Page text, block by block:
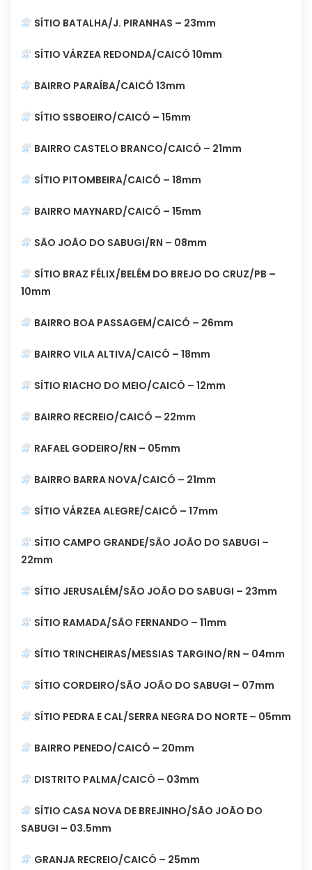
SÍTIO BATALHA/J. PIRANHAS – 23mm
SÍTIO VÁRZEA REDONDA/CAICÓ 10mm
BAIRRO PARAÍBA/CAICÓ 13mm
SÍTIO SSBOEIRO/CAICÓ – 15mm
BAIRRO CASTELO BRANCO/CAICÓ – 21mm
SÍTIO PITOMBEIRA/CAICÓ – 18mm
BAIRRO MAYNARD/CAICÓ – 15mm
SÃO JOÃO DO SABUGI/RN – 08mm
SÍTIO BRAZ FÉLIX/BELÉM DO BREJO DO CRUZ/PB –
10mm
BAIRRO BOA PASSAGEM/CAICÓ – 26mm
BAIRRO VILA ALTIVA/CAICÓ – 18mm
SÍTIO RIACHO DO MEIO/CAICÓ – 12mm
BAIRRO RECREIO/CAICÓ – 22mm
RAFAEL GODEIRO/RN – 05mm
BAIRRO BARRA NOVA/CAICÓ – 21mm
SÍTIO VÁRZEA ALEGRE/CAICÓ – 17mm
SÍTIO CAMPO GRANDE/SÃO JOÃO DO SABUGI –
22mm
SÍTIO JERUSALÉM/SÃO JOÃO DO SABUGI – 23mm
SÍTIO RAMADA/SÃO FERNANDO – 11mm
SÍTIO TRINCHEIRAS/MESSIAS TARGINO/RN – 04mm
SÍTIO CORDEIRO/SÃO JOÃO DO SABUGI – 07mm
SÍTIO PEDRA E CAL/SERRA NEGRA DO NORTE – 05mm
BAIRRO PENEDO/CAICÓ – 20mm
DISTRITO PALMA/CAICÓ – 03mm
SÍTIO CASA NOVA DE BREJINHO/SÃO JOÃO DO
SABUGI – 03.5mm
GRANJA RECREIO/CAICÓ – 25mm